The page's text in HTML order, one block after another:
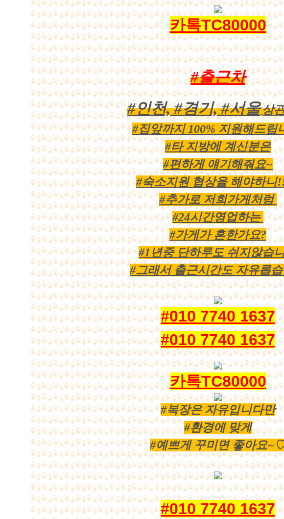
카톡TC80000
#출근차
#인천, #경기, #서울상
#집앞까지 100% 지원해드립
#타 지방에 계신분은
#편하게 얘기해줘요~
#숙소지원 협상을 해야하
#추가로 저희가게처럼
#24시간영업하는
#가게가 흔한가요?
#1년중 단하루도 쉬지않습
#그래서 출근시간도 자유롭
#010 7740 1637
#010 7740 1637
카톡TC80000
#복장은 자유입니다만
#환경에 맞게
#예쁘게 꾸미면 좋아요
#010 7740 1637